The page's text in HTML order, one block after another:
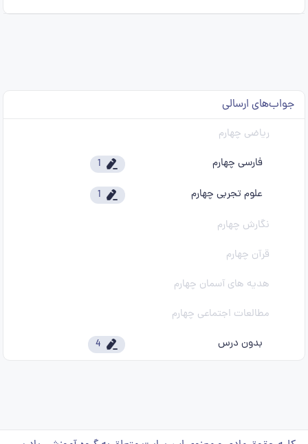
جواب‌های ارسالی
ریاضی چهارم
فارسی چهارم
1
علوم تجربی چهارم 1
نگارش چهارم
قرآن چهارم
هدیه های آسمان چهارم
مطالعات اجتماعی چهارم
بدون درس
4